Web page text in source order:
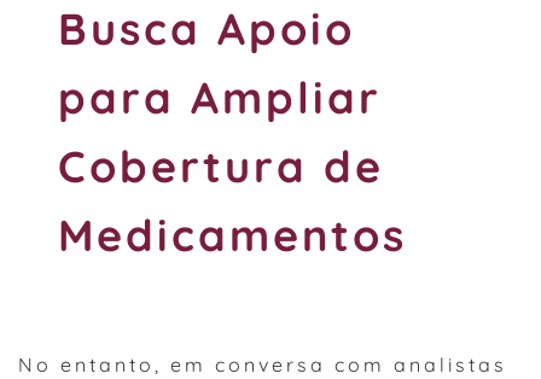
Busca Apoio
para Ampliar
Cobertura de
Medicamentos
No entanto, em conversa com analistas